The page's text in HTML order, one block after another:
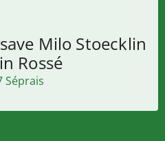
Milo Stoecklin
Rossé
Séprais